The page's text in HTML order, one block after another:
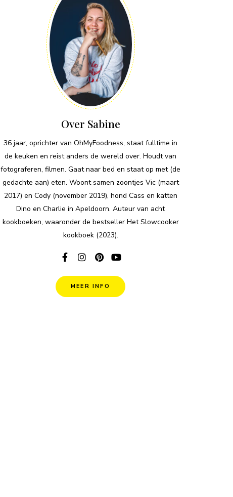
Over Sabine
36 jaar, oprichter van OhMyFoodness, staat fulltime in
de keuken en reist anders de wereld over. Houdt van
fotograferen, filmen. Gaat naar bed en staat op met (de
gedachte aan) eten. Woont samen zoontjes Vic (maart
2017) en Cody (november 2019), hond Cass en katten
Dino en Charlie in Apeldoorn. Auteur van acht
kookboeken, waaronder de bestseller Het Slowcooker
kookboek (2023).
MEER INFO